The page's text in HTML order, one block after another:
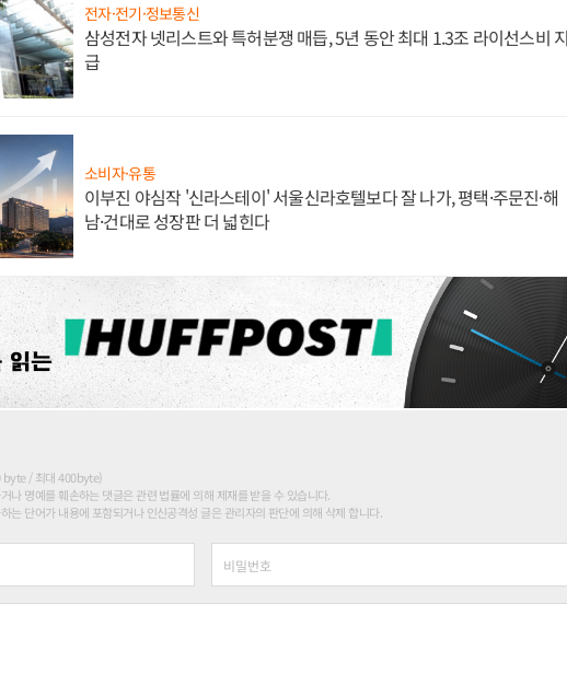
전자·전기·정보통신
삼성전자 넷리스트와 특허분쟁 매듭, 5년 동안 최대 1.3조 라이선스비 지
급
소비자·유통
이부진 야심작 '신라스테이' 서울신라호텔보다 잘 나가, 평택·주문진·해
남·건대로 성장판 더 넓힌다
byte / 최대 400byte)
나 명예를 훼손하는 댓글은 관련 법률에 의해 제재를 받을 수 있습니다.
는 단어가 내용에 포함되거나 인신공격성 글은 관리자의 판단에 의해 삭제 합니다.